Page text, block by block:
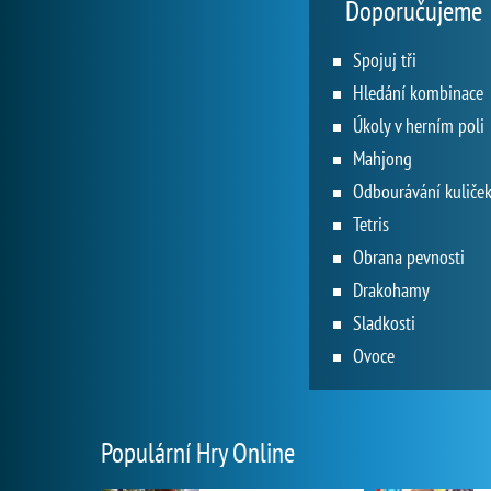
Doporučujeme
Spojuj tři
Hledání kombinace
Úkoly v herním poli
Mahjong
Odbourávání kuliček
Tetris
Obrana pevnosti
Drakohamy
Sladkosti
Ovoce
Populární Hry Online